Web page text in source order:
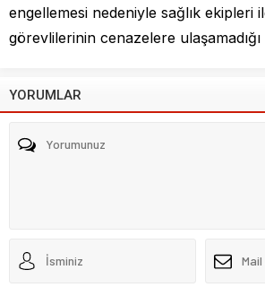
engellemesi nedeniyle sağlık ekipleri
görevlilerinin cenazelere ulaşamadığı
YORUMLAR